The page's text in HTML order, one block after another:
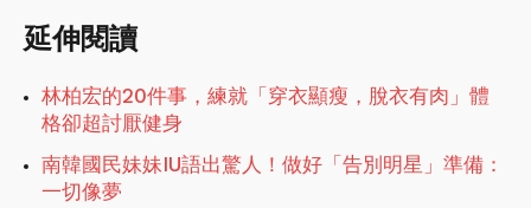
延伸閱讀
林柏宏的20件事，練就「穿衣顯瘦，脫衣有肉」體
格卻超討厭健身
南韓國民妹妹IU語出驚人！做好「告別明星」準備：
一切像夢